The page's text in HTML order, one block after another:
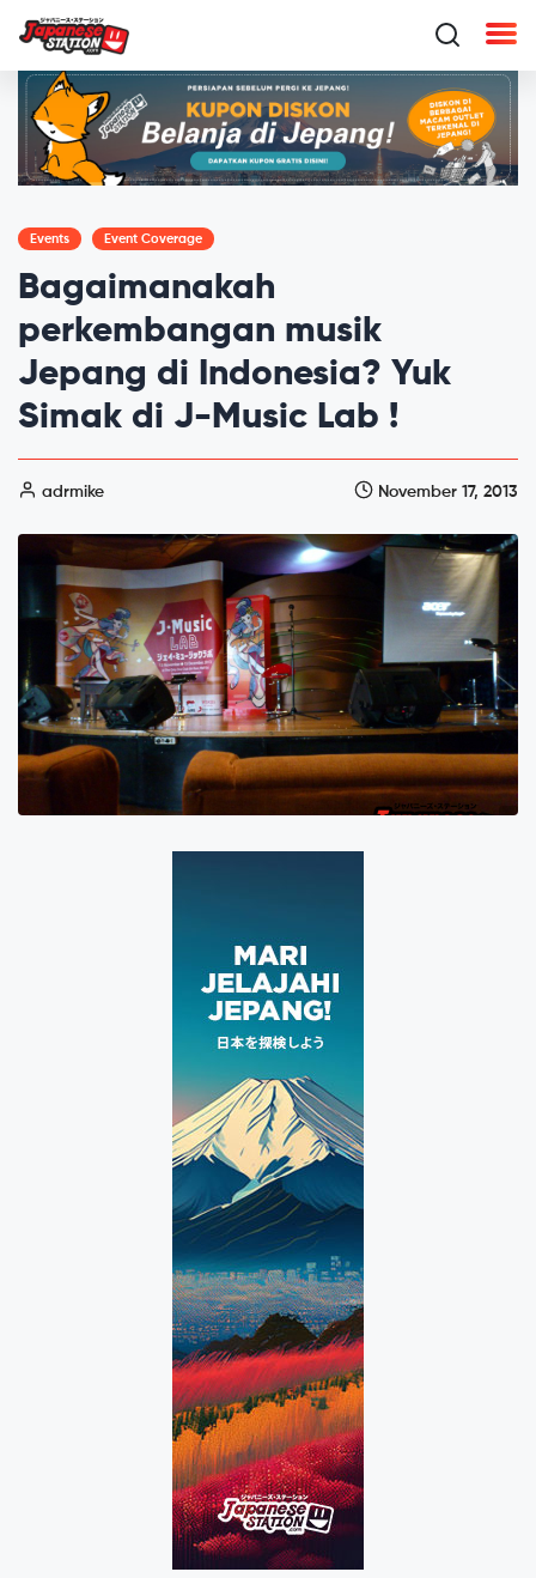
Events Event Coverage
Bagaimanakah
perkembangan musik
Jepang di Indonesia? Yuk
Simak di J-Music Lab !
adrmike November 17, 2013